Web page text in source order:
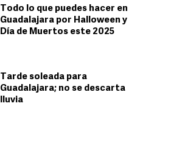
Todo lo que puedes hacer en
Guadalajara por Halloween y
Día de Muertos este 2025
Tarde soleada para
Guadalajara; no se descarta
lluvia